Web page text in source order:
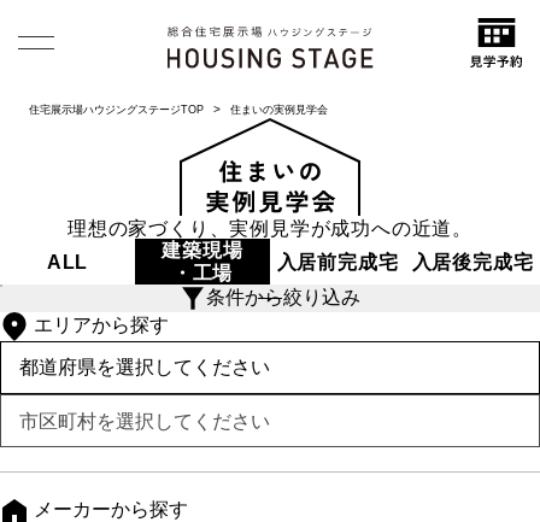
住宅展示場ハウジングステージTOP 住まいの実例見学会
理想の家づくり、実例見学が成功への近道。
ALL
建築現場
・工場
入居前完成宅 入居後完成宅
条件から絞り込み
エリアから探す
メーカーから探す